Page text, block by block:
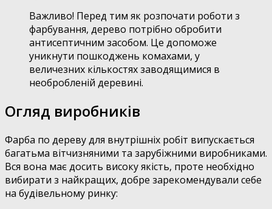
Важливо! Перед тим як розпочати роботи з
фарбування, дерево потрібно обробити
антисептичним засобом. Це допоможе
уникнути пошкоджень комахами, у
величезних кількостях заводящимися в
необробленій деревині.
Огляд виробників
Фарба по дереву для внутрішніх робіт випускається
багатьма вітчизняними та зарубіжними виробниками.
Вся вона має досить високу якість, проте необхідно
вибирати з найкращих, добре зарекомендували себе
на будівельному ринку: